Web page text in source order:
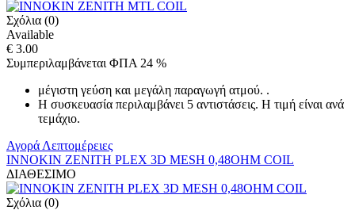
Σχόλια (0)
Available
€ 3.00
Συμπεριλαμβάνεται ΦΠΑ 24 %
μέγιστη γεύση και μεγάλη παραγωγή ατμού. .
Η συσκευασία περιλαμβάνει 5 αντιστάσεις. H τιμή είναι ανά
τεμάχιο.
Αγορά Λεπτομέρειες
INNOKIN ZENITH PLEX 3D MESH 0,48OHM COIL
ΔΙΑΘΕΣΙΜΟ
Σχόλια (0)